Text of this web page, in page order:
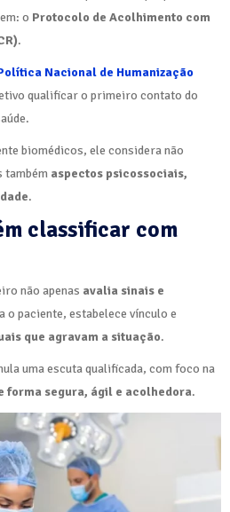
o Protocolo de Acolhimento com
.
Nacional de Humanização
qualificar o primeiro contato do
biomédicos, ele considera não
também aspectos psicossociais,
.
classificar com
não apenas avalia sinais e
o paciente, estabelece vínculo e
que agravam a situação.
uma escuta qualificada, com foco na
forma segura, ágil e acolhedora.